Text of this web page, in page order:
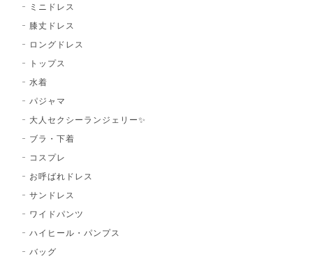
ミニドレス
膝丈ドレス
ロングドレス
トップス
水着
パジャマ
大人セクシーランジェリー✨
ブラ・下着
コスプレ
お呼ばれドレス
サンドレス
ワイドパンツ
ハイヒール・パンプス
バッグ